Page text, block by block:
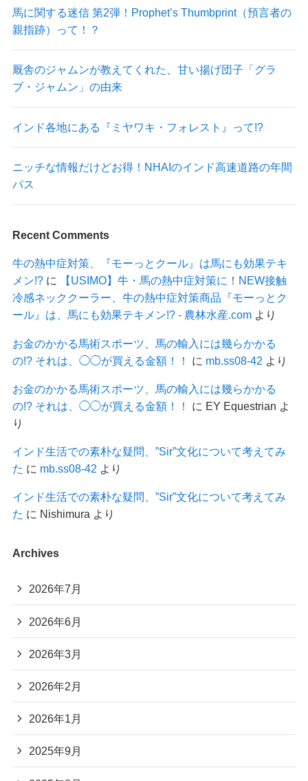
馬に関する迷信 第2弾！Prophet’s Thumbprint（預言者の
親指跡）って！？
厩舎のジャムンが教えてくれた、甘い揚げ団子「グラ
ブ・ジャムン」の由来
インド各地にある『ミヤワキ・フォレスト』って!?
ニッチな情報だけどお得！NHAIのインド高速道路の年間
パス
Recent Comments
牛の熱中症対策、『モーっとクール』は馬にも効果テキ
メン!?に
【USIMO】牛・馬の熱中症対策に！NEW接触
冷感ネッククーラー、牛の熱中症対策商品『モーっとク
ール』は、馬にも効果テキメン!? - 農林水産.comより
お金のかかる馬術スポーツ、馬の輸入には幾らかかる
の!? それは、◯◯が買える金額！！
に mb.ss08-42 より
お金のかかる馬術スポーツ、馬の輸入には幾らかかる
の!? それは、◯◯が買える金額！！
に EY Equestrian よ
り
インド生活での素朴な疑問、”Sir”文化について考えてみ
た に mb.ss08-42 より
インド生活での素朴な疑問、”Sir”文化について考えてみ
た に Nishimura より
Archives
2026年7月
2026年6月
2026年3月
2026年2月
2026年1月
2025年9月